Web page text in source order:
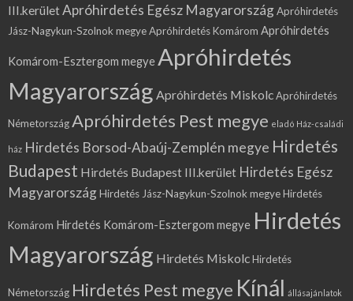
III.kerületApróhirdetés Egész MagyarországApróhirdetés
Jász-Nagykun-Szolnok megyeApróhirdetés Komárom Apróhirdetés
Komárom-Esztergom megye Apróhirdetés
Magyarország Apróhirdetés MiskolcApróhirdetés
NémetországApróhirdetés Pest megye eladó Ház-családi
ház Hirdetés Borsod-Abaúj-Zemplén megye Hirdetés
Budapest Hirdetés Budapest III.kerület Hirdetés Egész
MagyarországHirdetés Jász-Nagykun-Szolnok megyeHirdetés
Komárom Hirdetés Komárom-Esztergom megye Hirdetés
Magyarország Hirdetés MiskolcHirdetés
Németország Hirdetés Pest megye Kínál állásajánlatok